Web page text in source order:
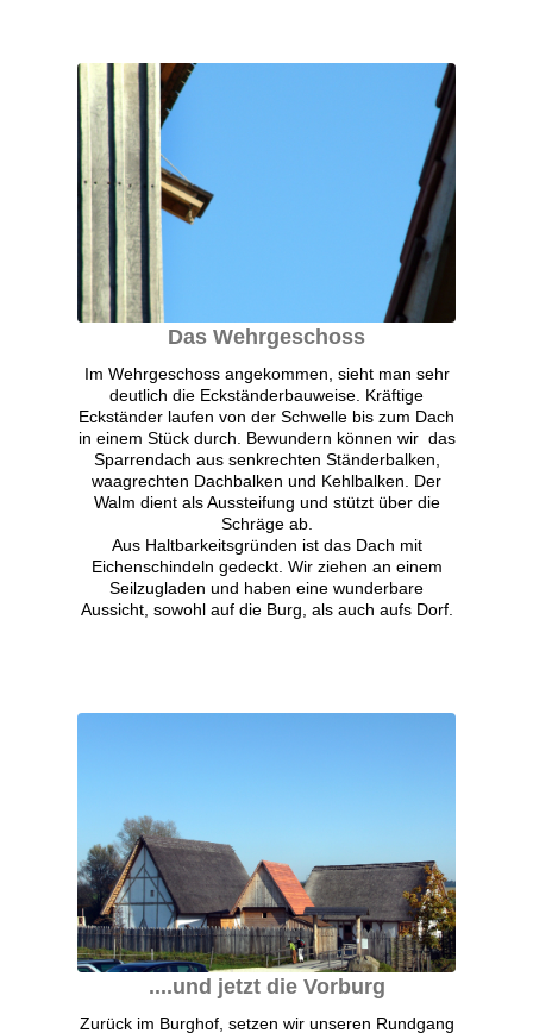
Das Wehrgeschoss
Im Wehrgeschoss angekommen, sieht man sehr
deutlich die Eckständerbauweise. Kräftige
Eckständer laufen von der Schwelle bis zum Dach
in einem Stück durch. Bewundern können wir das
Sparrendach aus senkrechten Ständerbalken,
waagrechten Dachbalken und Kehlbalken. Der
Walm dient als Aussteifung und stützt über die
Schräge ab.
Aus Haltbarkeitsgründen ist das Dach mit
Eichenschindeln gedeckt. Wir ziehen an einem
Seilzugladen und haben eine wunderbare
Aussicht, sowohl auf die Burg, als auch aufs Dorf.
....und jetzt die Vorburg
Zurück im Burghof, setzen wir unseren Rundgang